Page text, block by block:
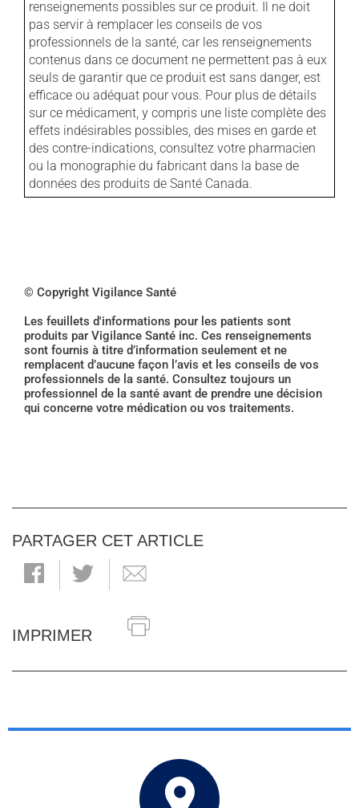
renseignements possibles sur ce produit. Il ne doit
pas servir à remplacer les conseils de vos
professionnels de la santé, car les renseignements
contenus dans ce document ne permettent pas à eux
seuls de garantir que ce produit est sans danger, est
efficace ou adéquat pour vous. Pour plus de détails
sur ce médicament, y compris une liste complète des
effets indésirables possibles, des mises en garde et
des contre-indications, consultez votre pharmacien
ou la monographie du fabricant dans la base de
données des produits de Santé Canada.
© Copyright Vigilance Santé
Les feuillets d'informations pour les patients sont
produits par Vigilance Santé inc. Ces renseignements
sont fournis à titre d’information seulement et ne
remplacent d’aucune façon l’avis et les conseils de vos
professionnels de la santé. Consultez toujours un
professionnel de la santé avant de prendre une décision
qui concerne votre médication ou vos traitements.
PARTAGER CET ARTICLE
IMPRIMER